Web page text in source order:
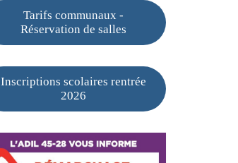
Tarifs communaux -
Réservation de salles
Inscriptions scolaires rentrée
2026